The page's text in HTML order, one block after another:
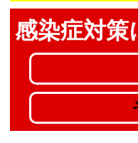
感染症対策